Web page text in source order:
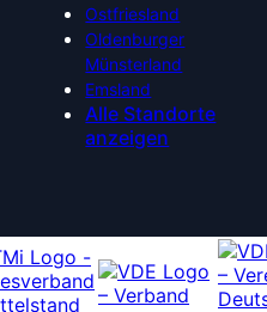
Ostfriesland
Oldenburger
Münsterland
Emsland
Alle Standorte
anzeigen